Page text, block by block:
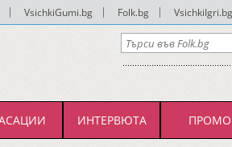
VsichkiGumi.bg Folk.bg VsichkiIgri.bg
ИНТЕРВЮТА ПРОМО